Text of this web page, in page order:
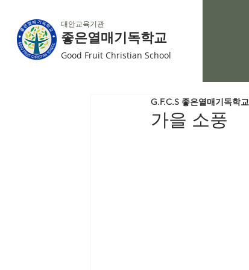
대안교육기관
좋은열매기독학교
Good Fruit Christian School
가을 소풍
G.F.C.S 좋은열매기독학교